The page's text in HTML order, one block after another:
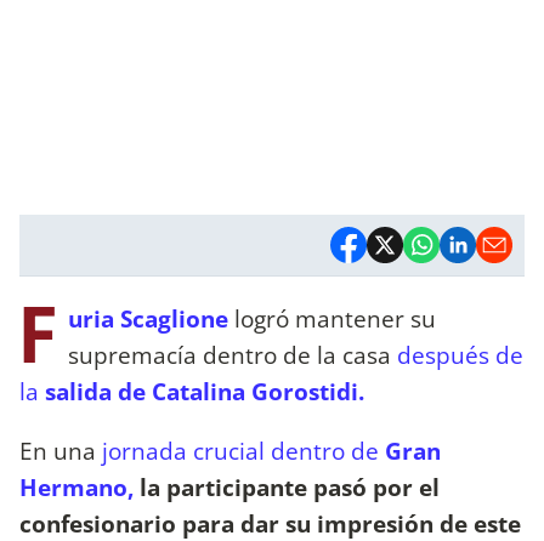
F uria Scaglione logró mantener su
supremacía dentro de la casa después de
la salida de Catalina Gorostidi.
En una jornada crucial dentro de Gran
Hermano, la participante pasó por el
confesionario para dar su impresión de este